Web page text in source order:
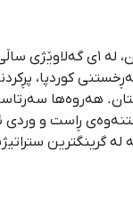
كوردپا،
هەروەها
ڕاست و وردی
لە گرینگترین